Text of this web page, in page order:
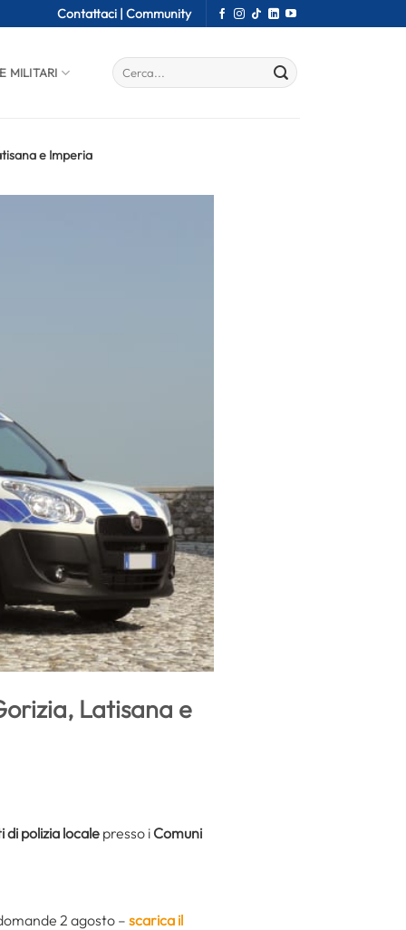
Contattaci | Community
MILITARI
e Imperia
Latisana e
di polizia locale presso i Comuni
2 agosto – scarica il